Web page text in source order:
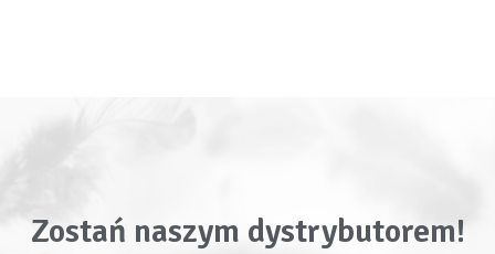
Zostań naszym dystrybutorem!